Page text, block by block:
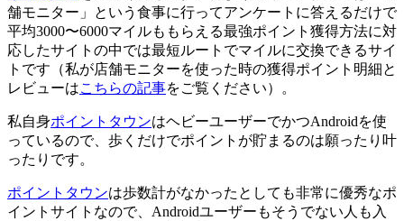
舗モニター」という食事に行ってアンケートに答えるだけで
平均3000〜6000マイルももらえる最強ポイント獲得方法に対
応したサイトの中では最短ルートでマイルに交換できるサイ
トです（私が店舗モニターを使った時の獲得ポイント明細と
レビューはこちらの記事をご覧ください）。
私自身ポイントタウンはヘビーユーザーでかつAndroidを使
っているので、歩くだけでポイントが貯まるのは願ったり叶
ったりです。
ポイントタウンは歩数計がなかったとしても非常に優秀なポ
イントサイトなので、Androidユーザーもそうでない人も入